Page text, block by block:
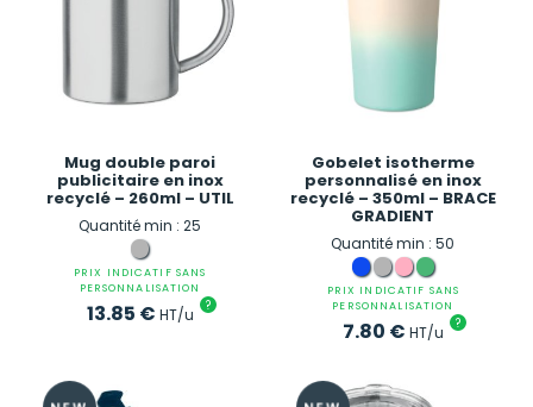
Mug double paroi
publicitaire en inox
recyclé – 260ml – UTIL
Quantité min : 25
PRIX INDICATIF SANS
PERSONNALISATION
13.85 € HT/u ?
Gobelet isotherme
personnalisé en inox
recyclé – 350ml – BRACE
GRADIENT
Quantité min : 50
PRIX INDICATIF SANS
PERSONNALISATION
7.80 € HT/u ?